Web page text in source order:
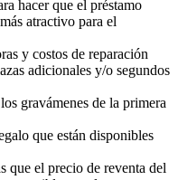
hacer que el préstamo
atractivo para el
y costos de reparación
adicionales y/o segundos
gravámenes de la primera
que están disponibles
que el precio de reventa del